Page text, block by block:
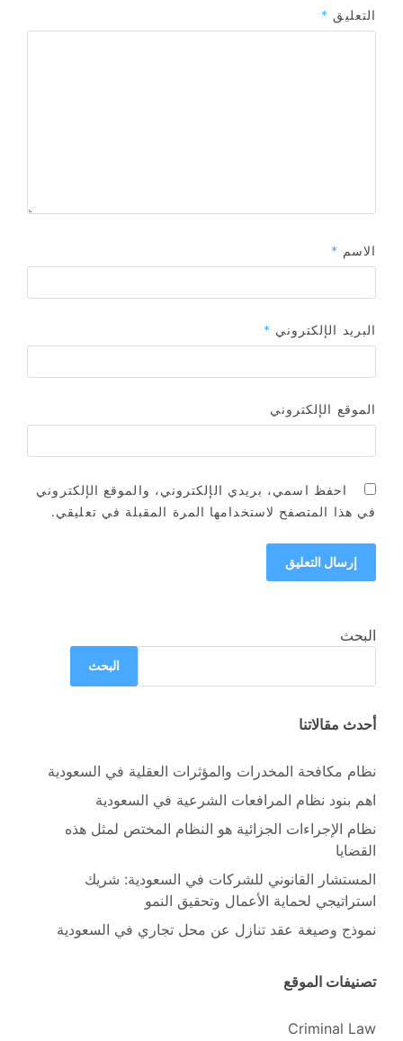
التعليق *
الاسم *
البريد الإلكتروني *
الموقع الإلكتروني
احفظ اسمي، بريدي الإلكتروني، والموقع الإلكتروني
في هذا المتصفح لاستخدامها المرة المقبلة في تعليقي.
البحث
البحث
أحدث مقالاتنا
نظام مكافحة المخدرات والمؤثرات العقلية في السعودية
اهم بنود نظام المرافعات الشرعية في السعودية
نظام الإجراءات الجزائية هو النظام المختص لمثل هذه
القضايا
المستشار القانوني للشركات في السعودية: شريك
استراتيجي لحماية الأعمال وتحقيق النمو
نموذج وصيغة عقد تنازل عن محل تجاري في السعودية
تصنيفات الموقع
Criminal Law